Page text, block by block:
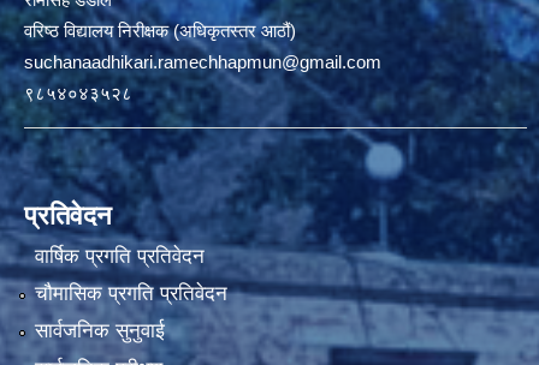
वरिष्ठ विद्यालय निरीक्षक (अधिकृतस्तर आठौं)
suchanaadhikari.ramechhapmun@gmail.com
९८५४०४३५२८
प्रतिवेदन
वार्षिक प्रगति प्रतिवेदन
चौमासिक प्रगति प्रतिवेदन
सार्वजनिक सुनुवाई